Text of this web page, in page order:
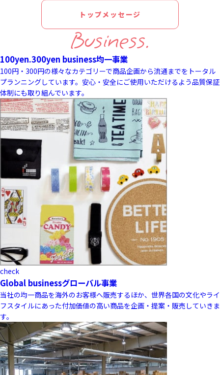
トップメッセージ
Business.
100yen.300yen business均一事業
100円・300円の様々なカテゴリーで商品企画から流通までをトータル
プランニングしています。安心・安全にご使用いただけるよう品質保証
体制にも取り組んでいます。
check
Global businessグローバル事業
当社の均一商品を海外のお客様へ販売するほか、世界各国の文化やライ
フスタイルにあった付加価値の高い商品を企画・提案・販売していきま
す。